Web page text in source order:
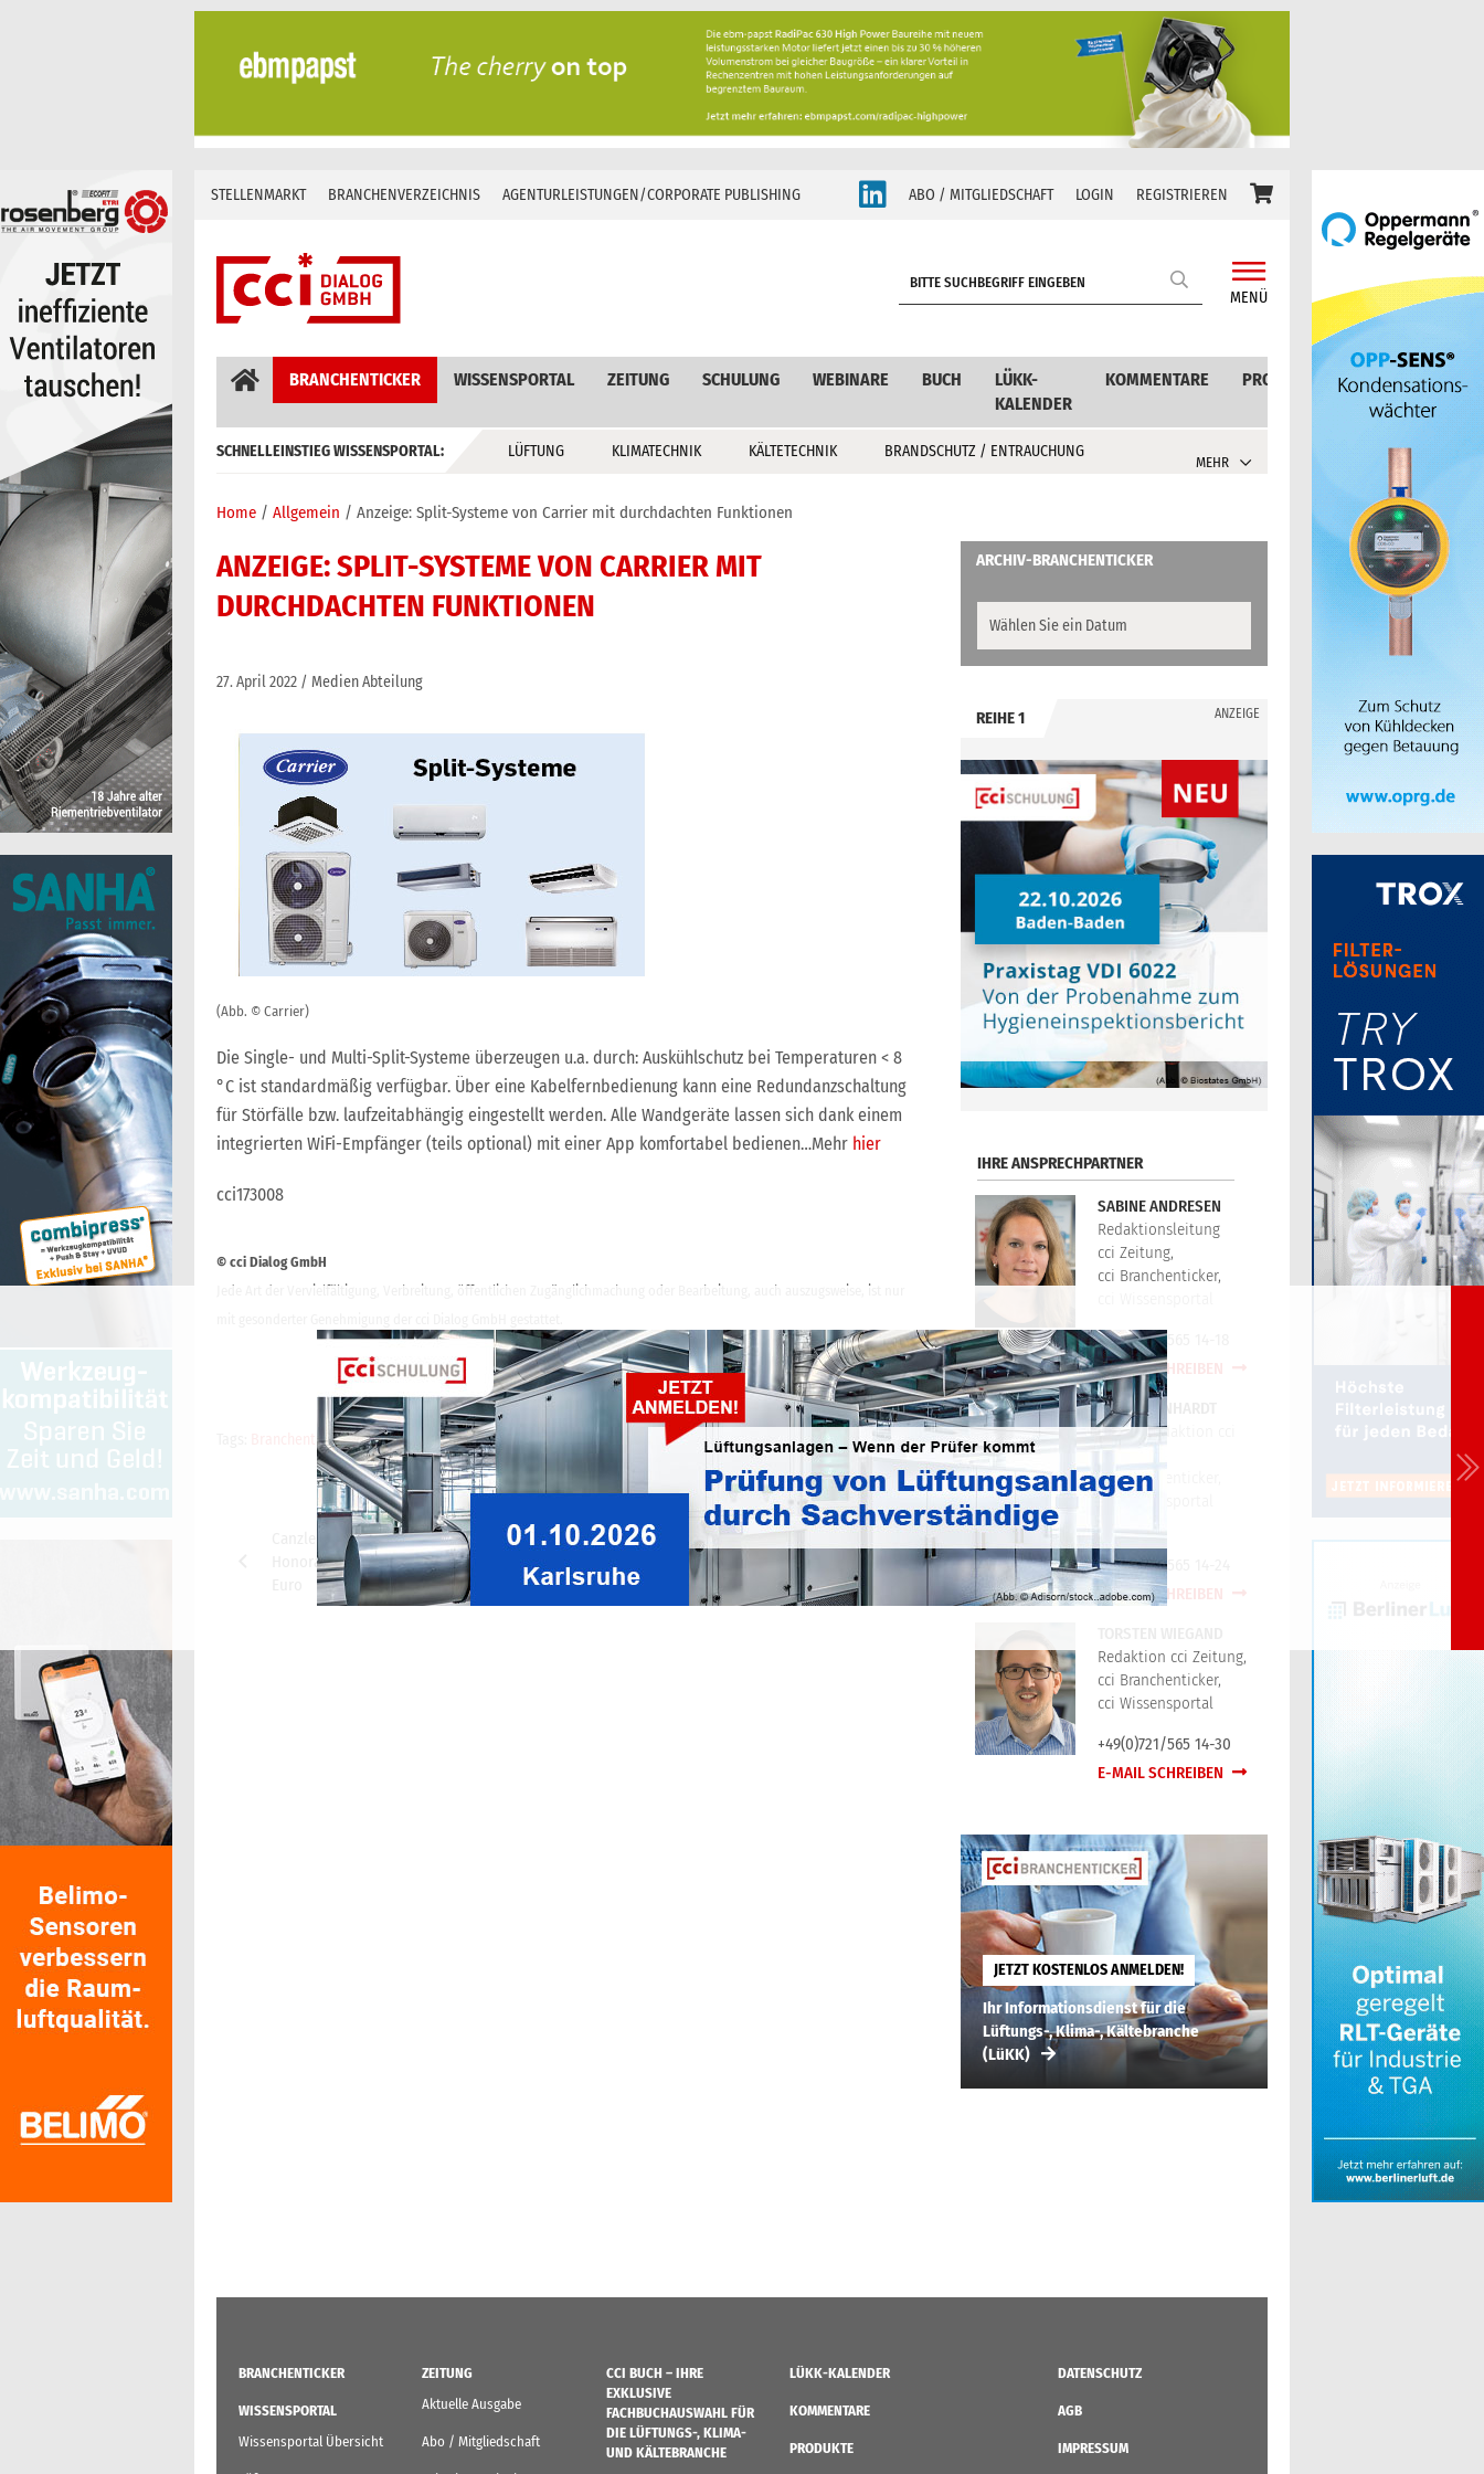
Skip
content
STELLENMARKT BRANCHENVERZEICHNIS AGENTURLEISTUNGEN/CORPORATE PUBLISHING ABO / MITGLIEDSCHAFT LOGIN REGISTRIEREN
MENÜ
BRANCHENTICKER WISSENSPORTAL ZEITUNG SCHULUNG WEBINARE BUCH
LÜKK-
KALENDER
KOMMENTARE PRODUKTE
SCHNELLEINSTIEG WISSENSPORTAL: LÜFTUNG KLIMATECHNIK KÄLTETECHNIK BRANDSCHUTZ / ENTRAUCHUNG
MEHR
Home Allgemein Anzeige: Split-Systeme von Carrier mit durchdachten Funktionen
ANZEIGE: SPLIT-SYSTEME VON CARRIER MIT
DURCHDACHTEN FUNKTIONEN
27. April 2022 Medien Abteilung
(Abb. © Carrier)
Die Single- und Multi-Split-Systeme überzeugen u.a. durch: Auskühlschutz bei Temperaturen < 8
°C ist standardmäßig verfügbar. Über eine Kabelfernbedienung kann eine Redundanzschaltung
für Störfälle bzw. laufzeitabhängig eingestellt werden. Alle Wandgeräte lassen sich dank einem
integrierten WiFi-Empfänger (teils optional) mit einer App komfortabel bedienen…Mehr hier
cci173008
© cci Dialog GmbH
Jede Art der Vervielfältigung, Verbreitung, öffentlichen Zugänglichmachung oder Bearbeitung, auch auszugsweise, ist nur
Branchenticker-Anzeige, cci Branchenticker
Beitragsnavigation
Canzler erwirtschaftet
Honorarvolumen von rund 28 Mio.
Tecalor mit neuem
Regionalvertriebsleiter
ARCHIV-BRANCHENTICKER
REIHE 1 ANZEIGE
IHRE ANSPRECHPARTNER
SABINE ANDRESEN
Redaktionsleitung
cci Zeitung,
cci Branchenticker,
+49(0)721/565 14-18
E-MAIL SCHREIBEN
PETER REINHARDT
Technikredaktion cci
Zeitung,
cci Branchenticker,
cci Wissensportal
+49(0)721/565 14-24
E-MAIL SCHREIBEN
Redaktion cci Zeitung,
cci Branchenticker,
cci Wissensportal
+49(0)721/565 14-30
E-MAIL SCHREIBEN
JETZT KOSTENLOS ANMELDEN!
Ihr Informationsdienst für die
Lüftungs-, Klima-, Kältebranche
(LüKK)
BRANCHENTICKER
WISSENSPORTAL
Wissensportal Übersicht
ZEITUNG
Aktuelle Ausgabe
Abo / Mitgliedschaft
CCI BUCH – IHRE
EXKLUSIVE
FACHBUCHAUSWAHL FÜR
DIE LÜFTUNGS-, KLIMA-
UND KÄLTEBRANCHE
LÜKK-KALENDER
KOMMENTARE
PRODUKTE
DATENSCHUTZ
AGB
IMPRESSUM